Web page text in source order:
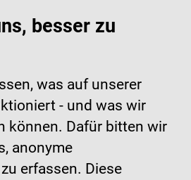
besser zu
was auf unserer
- und was wir
können. Dafür bitten wir
anonyme
erfassen. Diese
bei